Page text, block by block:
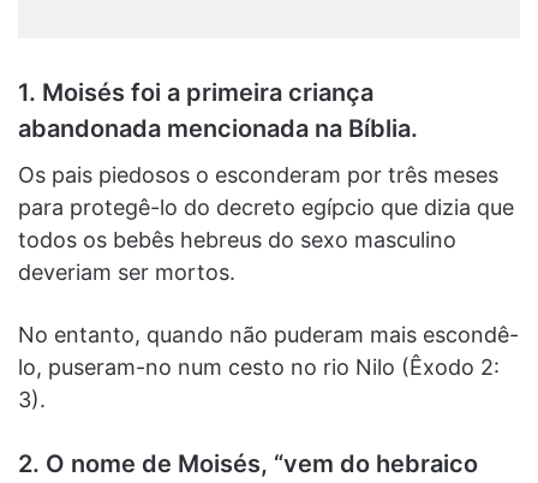
1. Moisés foi a primeira criança
abandonada mencionada na Bíblia.
Os pais piedosos o esconderam por três meses
para protegê-lo do decreto egípcio que dizia que
todos os bebês hebreus do sexo masculino
deveriam ser mortos.
No entanto, quando não puderam mais escondê-
lo, puseram-no num cesto no rio Nilo (Êxodo 2:
3).
2. O nome de Moisés, “vem do hebraico